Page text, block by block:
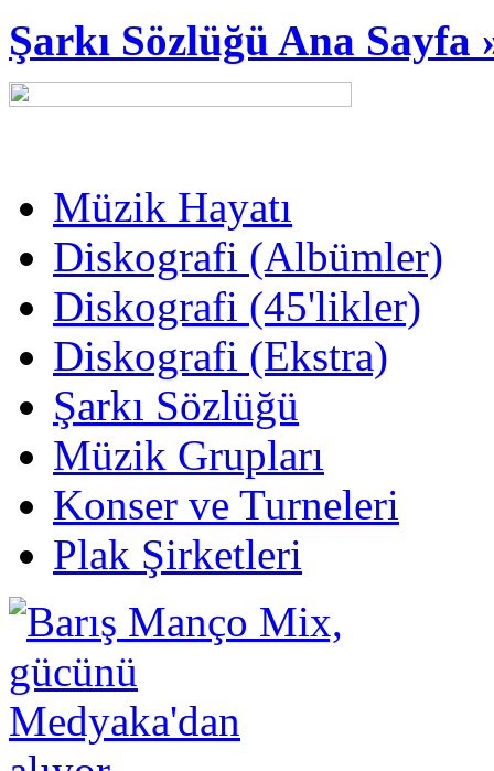
Şarkı Sözlüğü Ana Sayfa
Müzik Hayatı
Diskografi (Albümler)
Diskografi (45'likler)
Diskografi (Ekstra)
Şarkı Sözlüğü
Müzik Grupları
Konser ve Turneleri
Plak Şirketleri